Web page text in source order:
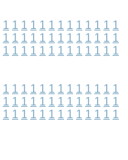
1 1 1 1 1 1 1 1 1 1 1 1 1
1 1 1 1 1 1 1 1 1 1 1 1 1
1 1 1 1 1 1 1 1 1 1 1 1 1
1 1 1 1 1 1 1 1 1 1 1 1 1
1 1 1 1 1 1 1 1 1 1 1 1 1
1 1 1 1 1 1 1 1 1 1 1 1 1